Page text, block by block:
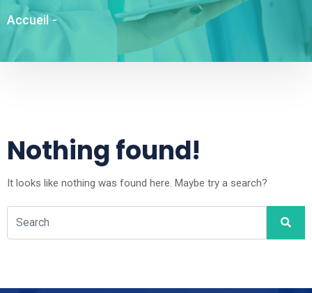
Accueil -
Nothing found!
It looks like nothing was found here. Maybe try a search?